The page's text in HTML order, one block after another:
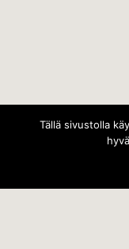
Tällä sivustolla